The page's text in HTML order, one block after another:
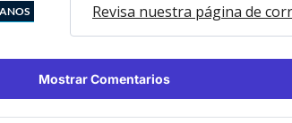
Revisa nuestra página de
Mostrar Comentarios